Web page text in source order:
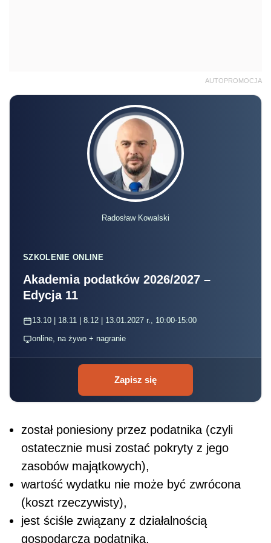
AUTOPROMOCJA
Radosław Kowalski
SZKOLENIE ONLINE
Akademia podatków 2026/2027 –
Edycja 11
13.10 | 18.11 | 8.12 | 13.01.2027 r., 10:00-15:00
online, na żywo + nagranie
Zapisz się
został poniesiony przez podatnika (czyli
ostatecznie musi zostać pokryty z jego
zasobów majątkowych),
wartość wydatku nie może być zwrócona
(koszt rzeczywisty),
jest ściśle związany z działalnością
gospodarczą podatnika,